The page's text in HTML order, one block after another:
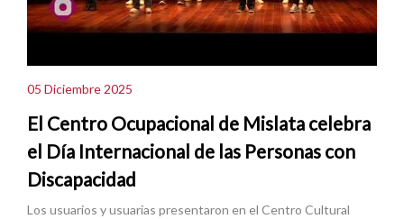
05 Diciembre 2025
El Centro Ocupacional de Mislata celebra
el Día Internacional de las Personas con
Discapacidad
Los usuarios y usuarias presentaron en el Centro Cultural